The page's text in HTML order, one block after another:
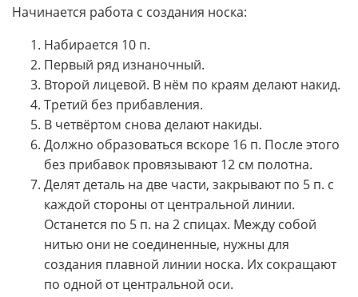
Начинается работа с создания носка:
Набирается 10 п.
Первый ряд изнаночный.
Второй лицевой. В нём по краям делают накид.
Третий без прибавления.
В четвёртом снова делают накиды.
Должно образоваться вскоре 16 п. После этого
без прибавок провязывают 12 см полотна.
Делят деталь на две части, закрывают по 5 п. с
каждой стороны от центральной линии.
Останется по 5 п. на 2 спицах. Между собой
нитью они не соединенные, нужны для
создания плавной линии носка. Их сокращают
по одной от центральной оси.